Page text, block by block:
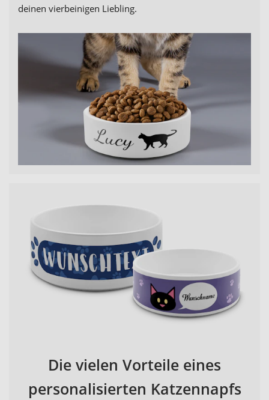
deinen vierbeinigen Liebling.
Die vielen Vorteile eines
personalisierten Katzennapfs